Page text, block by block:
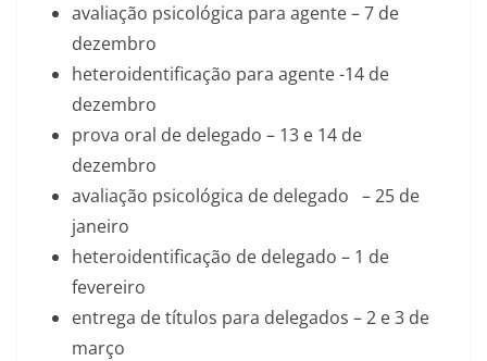
avaliação psicológica para agente – 7 de
dezembro
heteroidentificação para agente -14 de
dezembro
prova oral de delegado – 13 e 14 de
dezembro
avaliação psicológica de delegado – 25 de
janeiro
heteroidentificação de delegado – 1 de
fevereiro
entrega de títulos para delegados – 2 e 3 de
março